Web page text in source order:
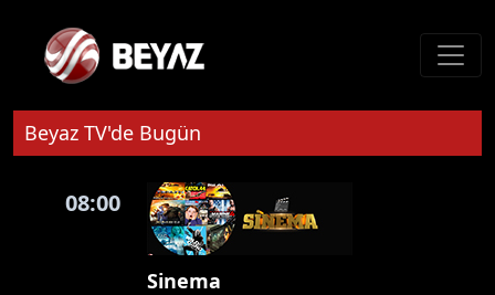
Beyaz TV'de Bugün
08:00
Sinema